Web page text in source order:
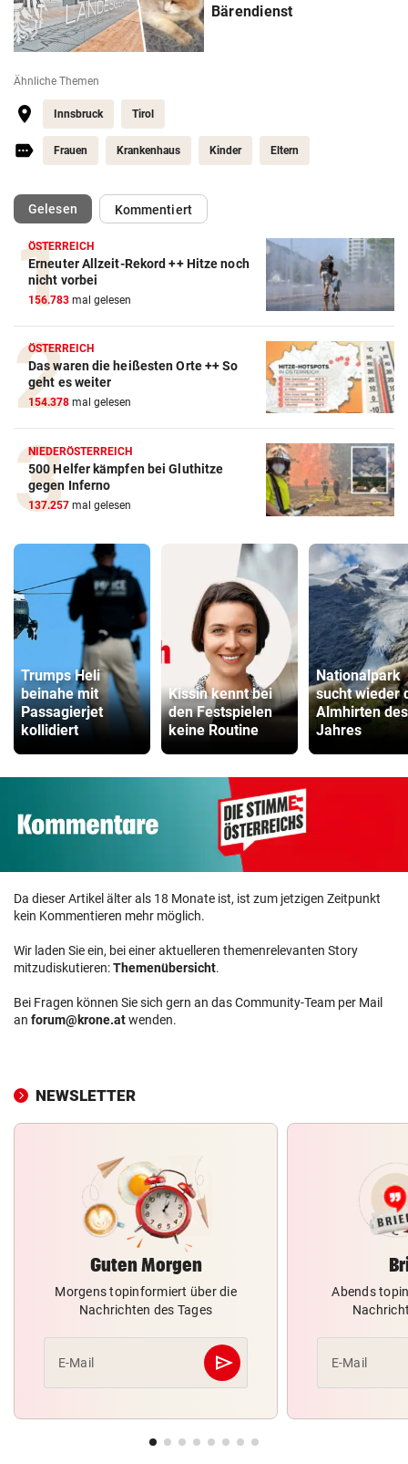
Bärendienst
Ähnliche Themen
Innsbruck Tirol
Frauen Krankenhaus Kinder Eltern
Gelesen(ausgewählt)Kommentiert
ÖSTERREICH
Erneuter Allzeit-Rekord ++ Hitze noch
nicht vorbei
156.783 mal gelesen
ÖSTERREICH
Das waren die heißesten Orte ++ So
geht es weiter
154.378 mal gelesen
NIEDERÖSTERREICH
500 Helfer kämpfen bei Gluthitze
gegen Inferno
137.257 mal gelesen
Trumps Heli
beinahe mit
Passagierjet
kollidiert
Kissin kennt bei
den Festspielen
keine Routine
Nationalpark
sucht wieder
Almhirten des
Jahres
Da dieser Artikel älter als 18 Monate ist, ist zum jetzigen Zeitpunkt
kein Kommentieren mehr möglich.
Wir laden Sie ein, bei einer aktuelleren themenrelevanten Story
mitzudiskutieren:Themenübersicht.
Bei Fragen können Sie sich gern an das Community-Team per Mail
an forum@krone.atwenden.
NEWSLETTER
Guten Morgen
Morgens topinformiert über die
Nachrichten des Tages
E-Mail send
Abschicken
Abends
E-Mail